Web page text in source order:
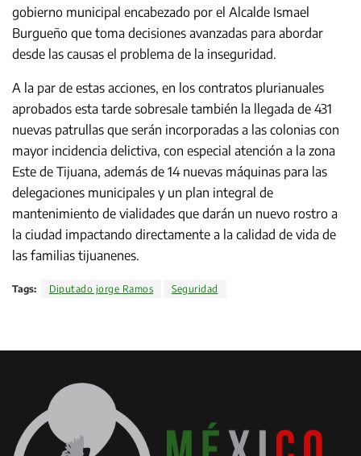
gobierno municipal encabezado por el Alcalde Ismael
Burgueño que toma decisiones avanzadas para abordar
desde las causas el problema de la inseguridad.
A la par de estas acciones, en los contratos plurianuales
aprobados esta tarde sobresale también la llegada de 431
nuevas patrullas que serán incorporadas a las colonias con
mayor incidencia delictiva, con especial atención a la zona
Este de Tijuana, además de 14 nuevas máquinas para las
delegaciones municipales y un plan integral de
mantenimiento de vialidades que darán un nuevo rostro a
la ciudad impactando directamente a la calidad de vida de
las familias tijuanenes.
Tags: Diputado jorge Ramos Seguridad